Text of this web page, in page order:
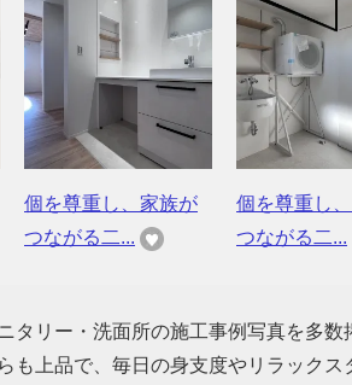
個を尊重し、家族が
つながる二...
個を尊重し
つながる二...
タリー・洗面所の施工事例写真を多
も上品で、毎日の身支度やリラック